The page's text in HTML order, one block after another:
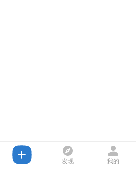
发现 我的